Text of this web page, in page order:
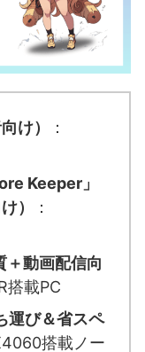
け）
：
Keeper」
）
：
＋動画配信向
搭載PC
運び＆省スペ
搭載ノー